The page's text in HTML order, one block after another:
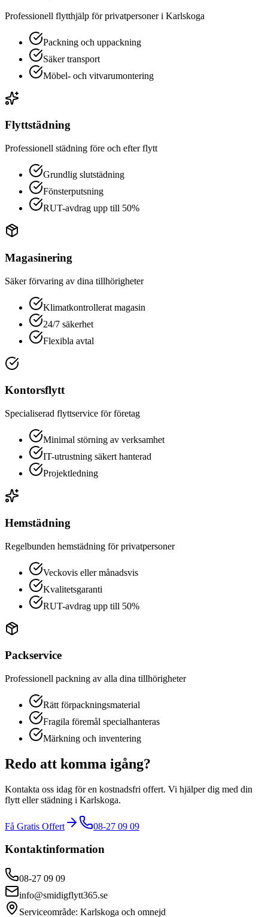
Professionell flytthjälp för privatpersoner i Karlskoga
Packning och uppackning
Säker transport
Möbel- och vitvarumontering
Flyttstädning
Professionell städning före och efter flytt
Grundlig slutstädning
Fönsterputsning
RUT-avdrag upp till 50%
Magasinering
Säker förvaring av dina tillhörigheter
Klimatkontrollerat magasin
24/7 säkerhet
Flexibla avtal
Kontorsflytt
Specialiserad flyttservice för företag
Minimal störning av verksamhet
IT-utrustning säkert hanterad
Projektledning
Hemstädning
Regelbunden hemstädning för privatpersoner
Veckovis eller månadsvis
Kvalitetsgaranti
RUT-avdrag upp till 50%
Packservice
Professionell packning av alla dina tillhörigheter
Rätt förpackningsmaterial
Fragila föremål specialhanteras
Märkning och inventering
Redo att komma igång?
Kontakta oss idag för en kostnadsfri offert. Vi hjälper dig med din
flytt eller städning i Karlskoga.
Få Gratis Offert 08-27 09 09
Kontaktinformation
08-27 09 09
info@smidigflytt365.se
Serviceområde: Karlskoga och omnejd